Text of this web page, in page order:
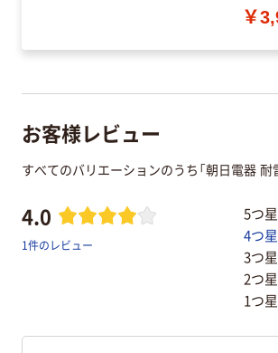
ー
￥
お客様レビュー
すべてのバリエーションのうち「朝日電器
4.0
1件のレビュー
5つ星
4つ星
3つ星
2つ星
1つ星